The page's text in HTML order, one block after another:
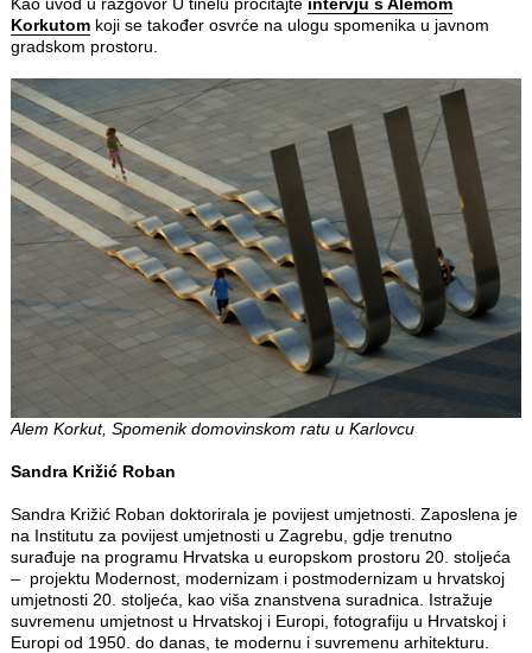
Korkutomkoji se također osvrće na ulogu spomenika u javnom
gradskom prostoru.
Alem Korkut, Spomenik domovinskom ratu u Karlovcu
Sandra Križić Roban
Sandra Križić Roban doktorirala je povijest umjetnosti. Zaposlena je
na Institutu za povijest umjetnosti u Zagrebu, gdje trenutno
surađuje na programu Hrvatska u europskom prostoru 20. stoljeća
– projektu Modernost, modernizam i postmodernizam u hrvatskoj
umjetnosti 20. stoljeća, kao viša znanstvena suradnica. Istražuje
suvremenu umjetnost u Hrvatskoj i Europi, fotografiju u Hrvatskoj i
Europi od 1950. do danas, te modernu i suvremenu arhitekturu.